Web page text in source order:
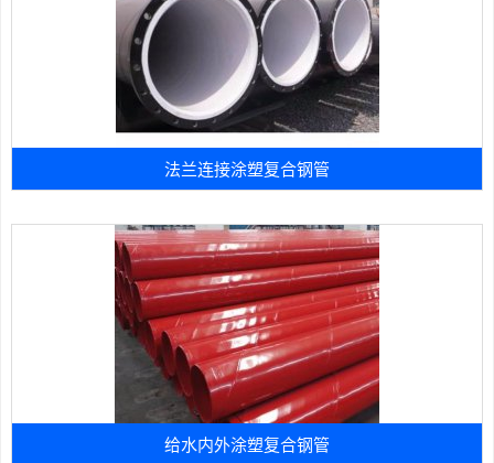
法兰连接涂塑复合钢管
给水内外涂塑复合钢管